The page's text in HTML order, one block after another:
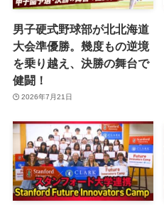
男子硬式野球部が北北海道
大会準優勝。幾度もの逆境
を乗り越え、決勝の舞台で
健闘！
2026年7月21日